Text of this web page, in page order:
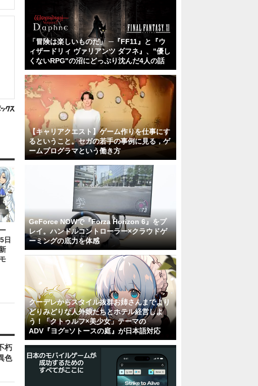
日
朽
色
「冒険は楽しいものだ」 ─『FF11』と『ウ
ィザードリィ ヴァリアンツ ダフネ』、"優し
くないRPG"の沼にどっぷり沈んだ4人の話
【キャリアクエスト】ゲーム作りを仕事にす
るということ。セガの若手の事例に見る，ゲ
ームプログラマという働き方
GeForce NOWで『Forza Horizon 6』をプ
レイ。ハンドルコントローラー×クラウドゲ
ーミングの底力を体感
クーデレからスタイル抜群お姉さんまでより
どりみどりな人外娘たちとホテル経営しよ
う！「クトゥルフ×美少女」テーマの
ADV『ヨグ=ソトースの庭』が日本語対応